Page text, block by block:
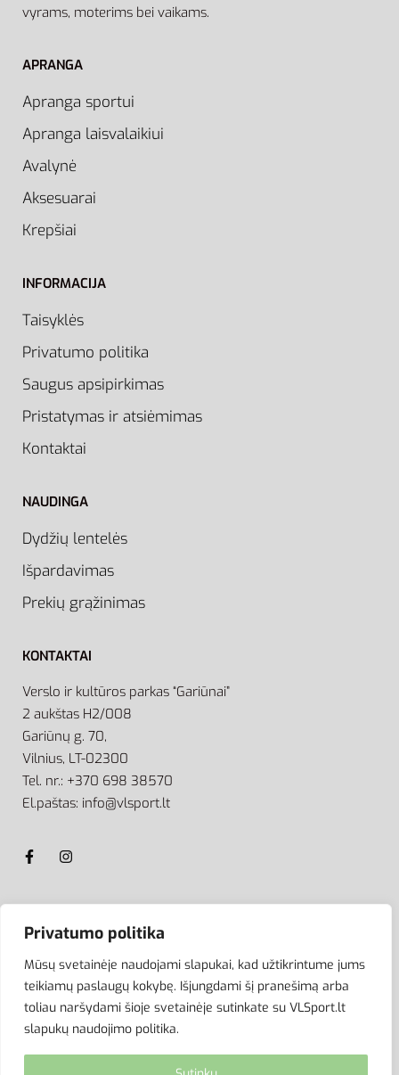
Privatumo politika
Mūsų svetainėje naudojami slapukai, kad užtikrintume jums
teikiamų paslaugų kokybę. Išjungdami šį pranešimą arba
toliau naršydami šioje svetainėje sutinkate su VLSport.lt
slapukų naudojimo politika.
vyrams, moterims bei vaikams.
APRANGA
Apranga sportui
Apranga laisvalaikiui
Avalynė
Aksesuarai
Krepšiai
INFORMACIJA
Taisyklės
Privatumo politika
Saugus apsipirkimas
Pristatymas ir atsiėmimas
Kontaktai
NAUDINGA
Dydžių lentelės
Išpardavimas
Prekių grąžinimas
KONTAKTAI
Verslo ir kultūros parkas “Gariūnai”
2 aukštas H2/008
Gariūnų g. 70,
Vilnius, LT-02300
Tel. nr.: +370 698 38570
El.paštas: info@vlsport.lt